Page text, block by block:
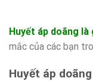
Huyết áp doãng là
mắc của các bạn
Huyết áp